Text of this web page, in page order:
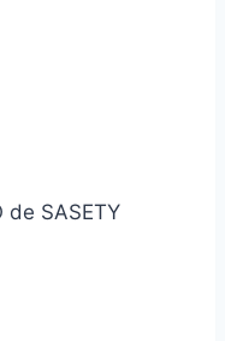
de SASETY